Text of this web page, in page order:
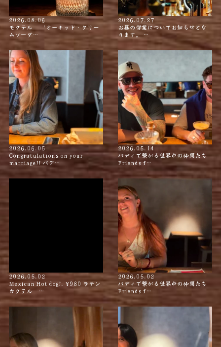
2026.08.06
モクテル 〝オーキッド・クリー
ムソーダ…
2026.07.27
お昼の営業についてお知らせとな
ります。 …
2026.06.05
Congratulations on your
marriage!! バデ…
2026.05.14
バディで繋がる世界中の仲間たち
Friends f…
2026.05.02
Mexican Hot dog!. ¥980 ラテン
カクテル …
2026.05.02
バディで繋がる世界中の仲間たち
Friends f…